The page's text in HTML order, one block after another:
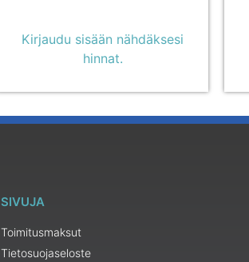
Kirjaudu sisään nähdäksesi
hinnat.
SIVUJA
Toimitusmaksut
Tietosuojaseloste